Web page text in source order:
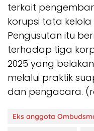
terkait
korupsi tata
Pengusutan itu
terhadap tiga
2025 yang
melalui praktik
dan pengacara.
Eks anggota